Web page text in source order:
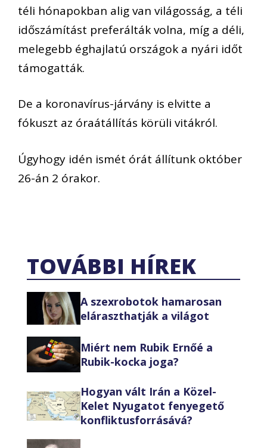
téli hónapokban alig van világosság, a téli
időszámítást preferálták volna, míg a déli,
melegebb éghajlatú országok a nyári időt
támogatták.
De a koronavírus-járvány is elvitte a
fókuszt az óraátállítás körüli vitákról.
Úgyhogy idén ismét órát állítunk október
26-án 2 órakor.
TOVÁBBI HÍREK
A szexrobotok hamarosan
eláraszthatják a világot
Miért nem Rubik Ernőé a
Rubik-kocka joga?
Hogyan vált Irán a Közel-
Kelet Nyugatot fenyegető
konfliktusforrásává?